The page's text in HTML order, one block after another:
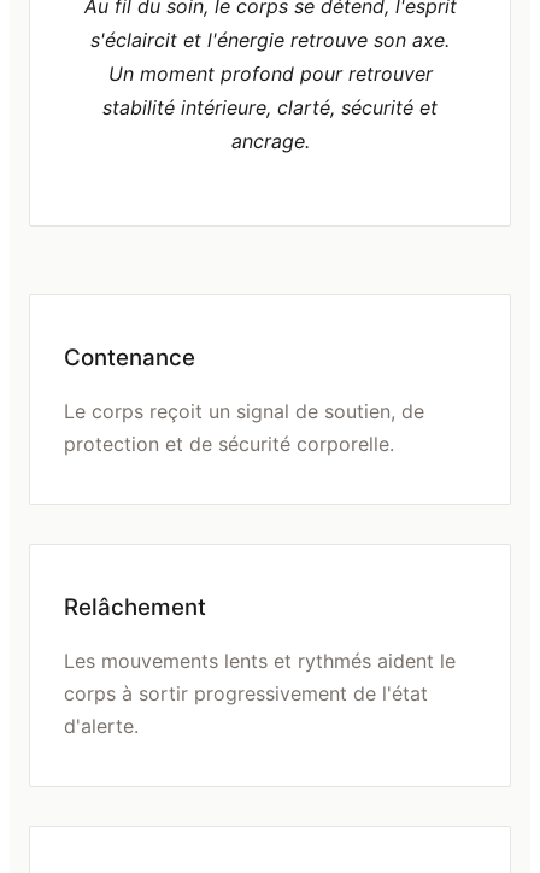
Au fil du soin, le corps se détend, l'esprit
s'éclaircit et l'énergie retrouve son axe.
Un moment profond pour retrouver
stabilité intérieure, clarté, sécurité et
ancrage.
Contenance
Le corps reçoit un signal de soutien, de
protection et de sécurité corporelle.
Relâchement
Les mouvements lents et rythmés aident le
corps à sortir progressivement de l'état
d'alerte.